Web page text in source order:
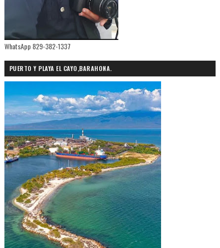
WhatsApp 829-382-1337
PUERTO Y PLAYA EL CAYO,BARAHONA.